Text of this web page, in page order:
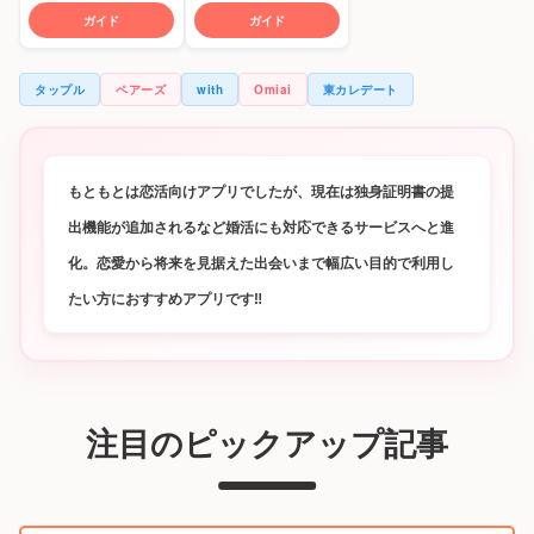
ガイド ガイド
タップル ペアーズ with Omiai 東カレデート
もともとは恋活向けアプリでしたが、現在は独身証明書の提
出機能が追加されるなど婚活にも対応できるサービスへと進
化。恋愛から将来を見据えた出会いまで幅広い目的で利用し
たい方におすすめアプリです‼
注目のピックアップ記事